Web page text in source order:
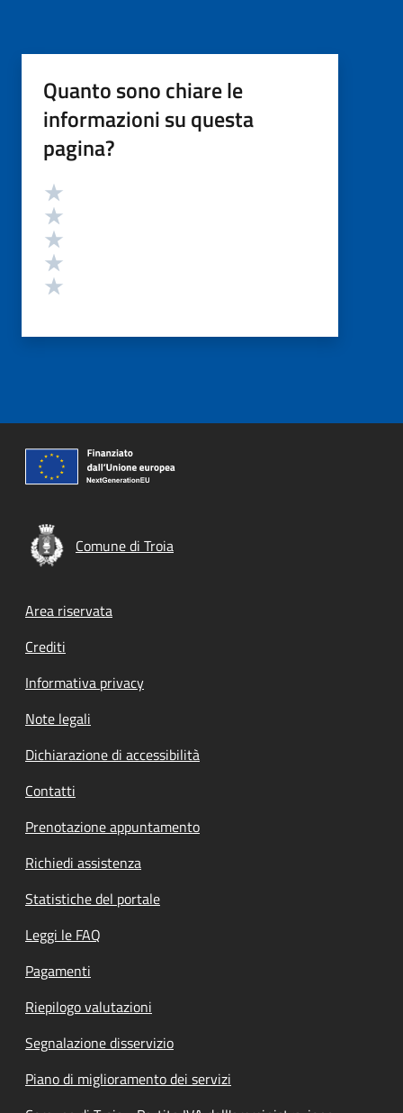
Quanto sono chiare le
informazioni su questa
pagina?
Valutazione
Comune di Troia
Footer menu
Area riservata
Crediti
Informativa privacy
Note legali
Dichiarazione di accessibilità
Contatti
Prenotazione appuntamento
Richiedi assistenza
Statistiche del portale
Leggi le FAQ
Pagamenti
Riepilogo valutazioni
Segnalazione disservizio
Piano di miglioramento dei servizi